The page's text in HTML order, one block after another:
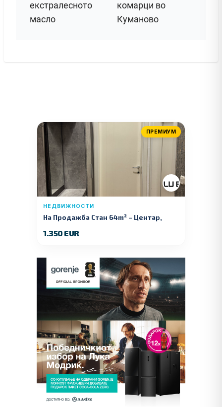
екстралесното
масло
комарци во
Куманово
ПРЕМИУМ
НЕДВИЖНОСТИ
На Продажба Стан 64m² – Центар,
1.350 EUR